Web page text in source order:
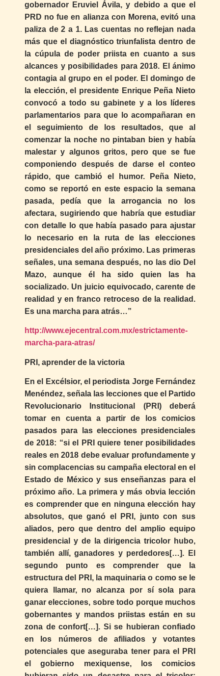
gobernador Eruviel Ávila, y debido a que el
PRD no fue en alianza con Morena, evitó una
paliza de 2 a 1. Las cuentas no reflejan nada
más que el diagnóstico triunfalista dentro de
la cúpula de poder priista en cuanto a sus
alcances y posibilidades para 2018. El ánimo
contagia al grupo en el poder. El domingo de
la elección, el presidente Enrique Peña Nieto
convocó a todo su gabinete y a los líderes
parlamentarios para que lo acompañaran en
el seguimiento de los resultados, que al
comenzar la noche no pintaban bien y había
malestar y algunos gritos, pero que se fue
componiendo después de darse el conteo
rápido, que cambió el humor. Peña Nieto,
como se reportó en este espacio la semana
pasada, pedía que la arrogancia no los
afectara, sugiriendo que habría que estudiar
con detalle lo que había pasado para ajustar
lo necesario en la ruta de las elecciones
presidenciales del año próximo. Las primeras
señales, una semana después, no las dio Del
Mazo, aunque él ha sido quien las ha
socializado. Un juicio equivocado, carente de
realidad y en franco retroceso de la realidad.
Es una marcha para atrás…”
http://www.ejecentral.com.mx/estrictamente-
marcha-para-atras/
PRI, aprender de la victoria
En el Excélsior, el periodista Jorge Fernández
Menéndez, señala las lecciones que el Partido
Revolucionario Institucional (PRI) deberá
tomar en cuenta a partir de los comicios
pasados para las elecciones presidenciales
de 2018: “si el PRI quiere tener posibilidades
reales en 2018 debe evaluar profundamente y
sin complacencias su campaña electoral en el
Estado de México y sus enseñanzas para el
próximo año. La primera y más obvia lección
es comprender que en ninguna elección hay
absolutos, que ganó el PRI, junto con sus
aliados, pero que dentro del amplio equipo
presidencial y de la dirigencia tricolor hubo,
también allí, ganadores y perdedores[…]. El
segundo punto es comprender que la
estructura del PRI, la maquinaria o como se le
quiera llamar, no alcanza por sí sola para
ganar elecciones, sobre todo porque muchos
gobernantes y mandos priistas están en su
zona de confort[…]. Si se hubieran confiado
en los números de afiliados y votantes
potenciales que aseguraba tener para el PRI
el gobierno mexiquense, los comicios